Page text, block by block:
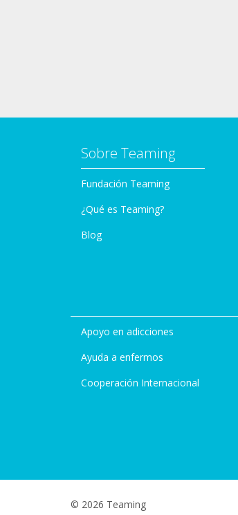
Sobre Teaming
Fundación Teaming
¿Qué es Teaming?
Blog
Apoyo en adicciones
Ayuda a enfermos
Cooperación Internacional
© 2026 Teaming